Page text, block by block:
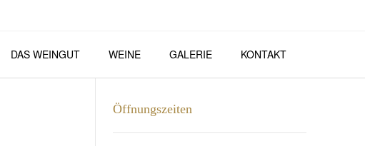
DAS WEINGUT WEINE GALERIE KONTAKT
Öffnungszeiten